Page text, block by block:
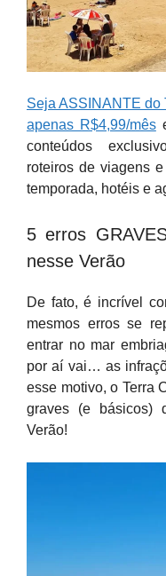
Seja ASSINANTE do
apenas R$4,99/mês
conteúdos
roteiros de viagens
temporada, hotéis e
5 erros
nesse Verão
De fato, é incrível
mesmos erros se
entrar no mar
por aí vai… as
esse motivo, o Terra
graves (e básicos)
Verão!